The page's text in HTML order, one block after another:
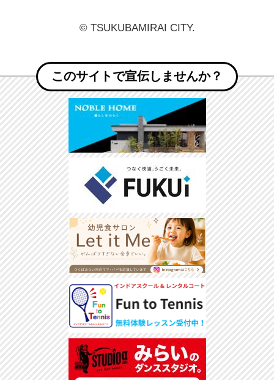
© TSUKUBAMIRAI CITY.
このサイトで宣伝しませんか？